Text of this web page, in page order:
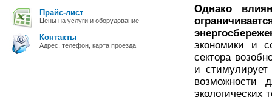
Прайс-лист
Цены на услуги и оборудование
Контакты
Адрес, телефон, карта проезда
Однако
экономики и
сектора
и
возможности
экологических